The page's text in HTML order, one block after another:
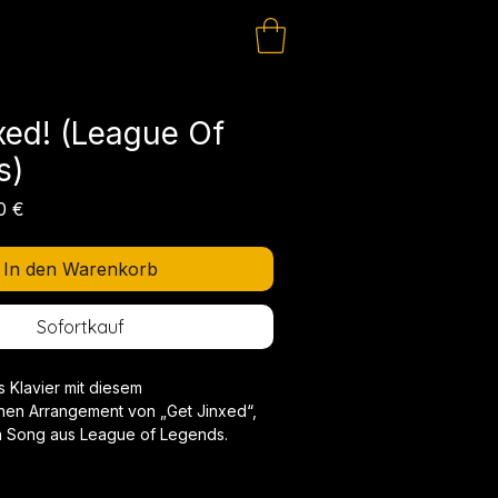
(League Of
€
In den Warenkorb
Sofortkauf
Klavier mit diesem
Arrangement von „Get Jinxed“,
Song aus League of Legends.